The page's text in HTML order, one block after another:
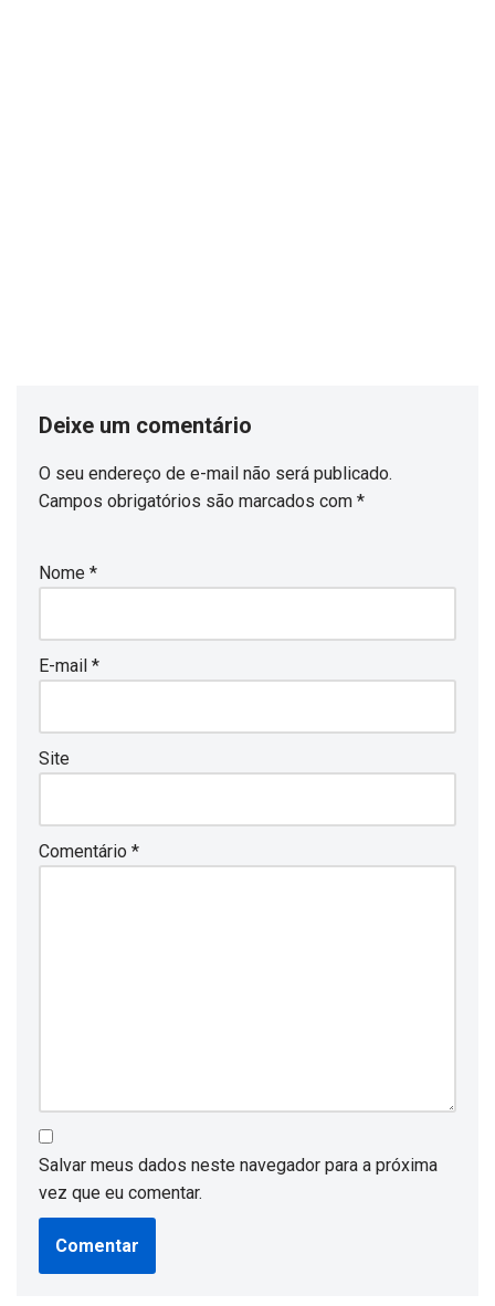
Deixe um comentário
O seu endereço de e-mail não será publicado.
Campos obrigatórios são marcados com *
Nome *
E-mail *
Site
Comentário *
Salvar meus dados neste navegador para a próxima
vez que eu comentar.